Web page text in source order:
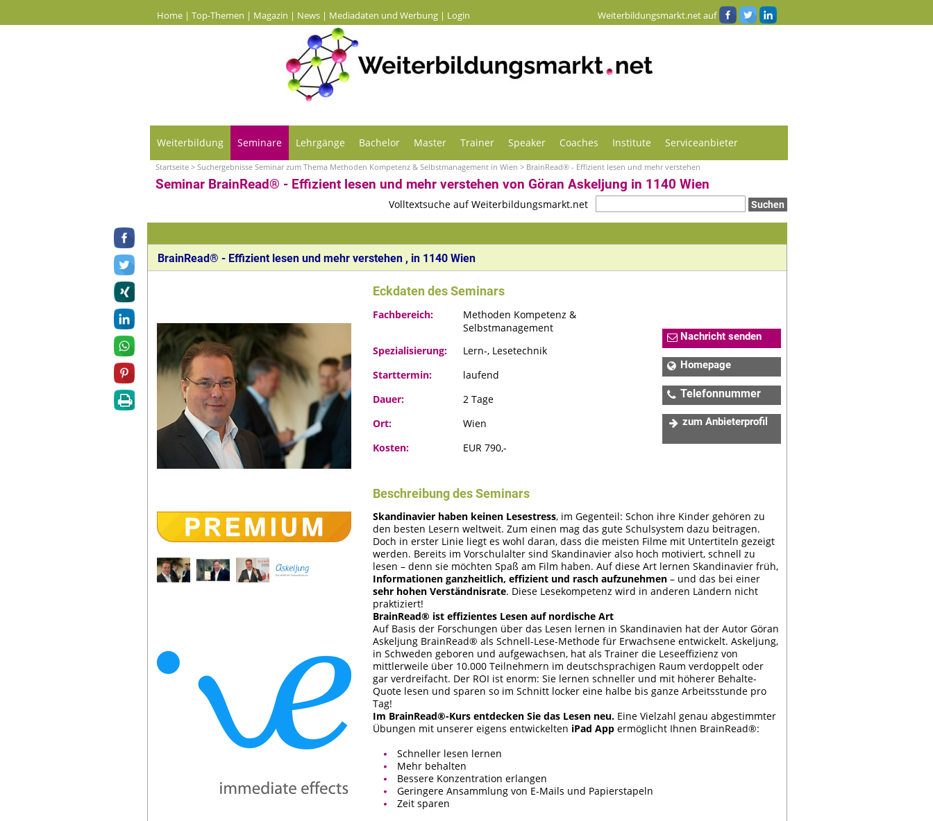
Home| Top-Themen | Magazin | News| Mediadaten und Werbung| Login Weiterbildungsmarkt.net auf
Weiterbildung Seminare Lehrgänge Bachelor Master Trainer Speaker Coaches Institute Serviceanbieter
Startseite > Suchergebnisse Seminar zum Thema Methoden Kompetenz & Selbstmanagement in Wien > BrainRead® - Effizient lesen und mehr verstehen
Seminar BrainRead® - Effizient lesen und mehr verstehen von Göran Askeljung in 1140 Wien
Volltextsuche auf Weiterbildungsmarkt.net
BrainRead® - Effizient lesen und mehr verstehen , in 1140 Wien
Eckdaten des Seminars
Fachbereich:
Methoden Kompetenz &
Selbstmanagement
Spezialisierung:
Lern-, Lesetechnik
Starttermin:
laufend
Dauer:
2 Tage
Ort:
Wien
Kosten:
EUR 790,-
Nachricht senden
Homepage
01 8900213-0
Telefonnummer
zum Anbieterprofil
Beschreibung des Seminars
Skandinavier haben keinen Lesestress, im Gegenteil: Schon ihre Kinder gehören zu
den besten Lesern weltweit. Zum einen mag das gute Schulsystem dazu beitragen.
Doch in erster Linie liegt es wohl daran, dass die meisten Filme mit Untertiteln gezeigt
werden. Bereits im Vorschulalter sind Skandinavier also hoch motiviert, schnell zu
lesen – denn sie möchten Spaß am Film haben. Auf diese Art lernen Skandinavier früh,
Informationen ganzheitlich, effizient und rasch aufzunehmen – und das bei einer
sehr hohen Verständnisrate. Diese Lesekompetenz wird in anderen Ländern nicht
praktiziert!
BrainRead® ist effizientes Lesen auf nordische Art
Auf Basis der Forschungen über das Lesen lernen in Skandinavien hat der Autor Göran
Askeljung BrainRead® als Schnell-Lese-Methode für Erwachsene entwickelt. Askeljung,
in Schweden geboren und aufgewachsen, hat als Trainer die Leseeffizienz von
mittlerweile über 10.000 Teilnehmern im deutschsprachigen Raum verdoppelt oder
gar verdreifacht. Der ROI ist enorm: Sie lernen schneller und mit höherer Behalte-
Quote lesen und sparen so im Schnitt locker eine halbe bis ganze Arbeitsstunde pro
Tag!
Im BrainRead®-Kurs entdecken Sie das Lesen neu. Eine Vielzahl genau abgestimmter
Übungen mit unserer eigens entwickelten iPad App ermöglicht Ihnen BrainRead®:
Schneller lesen lernen
Mehr behalten
Bessere Konzentration erlangen
Geringere Ansammlung von E-Mails und Papierstapeln
Zeit sparen